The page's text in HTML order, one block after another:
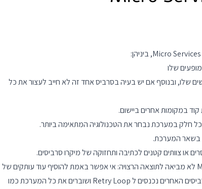
שלו
שלו, ובנוסף אם יש בעיה בסרביס אחד זה לא חייב לעצור את כל
במקומות אחרים ביישום.
חלק במערכת נבחר את הטכנולוגיה המתאימה ביותר.
בשאר המערכת.
או צוותים קטנים לכתיבה ותחזוקה של מיקרו סרביסים.
הבעיה שבהרבה מקרים הבחירה בארכיטקטורת Micro Services לא מביאה לתוצאה הרצויה: אי אפשר באמת להוסיף עוד עותקים של
סרביס מסוים כי המקביליות גורמת לנעילות, כשסרביס נופל הסרביסים האחרים נכנסים ל Retry Loop ושוברים את כל המערכת כמו